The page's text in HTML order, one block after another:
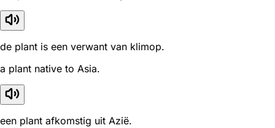
de plant is een verwant van klimop.
a plant native to Asia.
een plant afkomstig uit Azië.